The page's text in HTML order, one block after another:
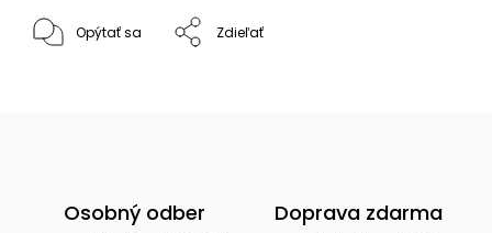
Opýtať sa Zdieľať
Osobný odber Doprava zdarma